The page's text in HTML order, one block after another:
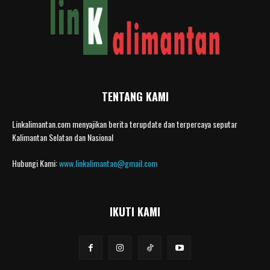
TENTANG KAMI
Linkalimantan.com menyajikan berita terupdate dan terpercaya seputar
Kalimantan Selatan dan Nasional
Hubungi Kami:www.linkalimantan@gmail.com
IKUTI KAMI